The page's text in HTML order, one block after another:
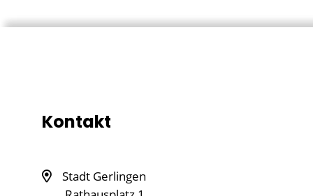
Kontakt
Stadt Gerlingen